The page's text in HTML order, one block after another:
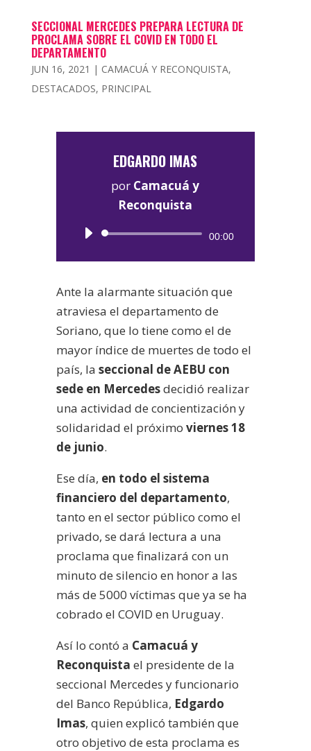
SECCIONAL MERCEDES PREPARA LECTURA DE
PROCLAMA SOBRE EL COVID EN TODO EL
DEPARTAMENTO
JUN 16, 2021 | CAMACUÁ Y RECONQUISTA,
DESTACADOS, PRINCIPAL
EDGARDO IMAS
por Camacuá y
Reconquista
Reproductor
00:00
Ante la alarmante situación que
atraviesa el departamento de
Soriano, que lo tiene como el de
mayor índice de muertes de todo el
país, la seccional de AEBU con
sede en Mercedesdecidió realizar
una actividad de concientización y
solidaridad el próximo viernes 18
de junio.
Ese día, en todo el sistema
financiero del departamento,
tanto en el sector público como el
privado, se dará lectura a una
proclama que finalizará con un
minuto de silencio en honor a las
más de 5000 víctimas que ya se ha
cobrado el COVID en Uruguay.
Así lo contó a Camacuá y
Reconquista el presidente de la
seccional Mercedes y funcionario
del Banco República, Edgardo
Imas, quien explicó también que
otro objetivo de esta proclama es